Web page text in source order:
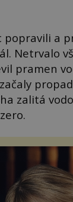
popravili a
Netrvalo
pramen
zalitá